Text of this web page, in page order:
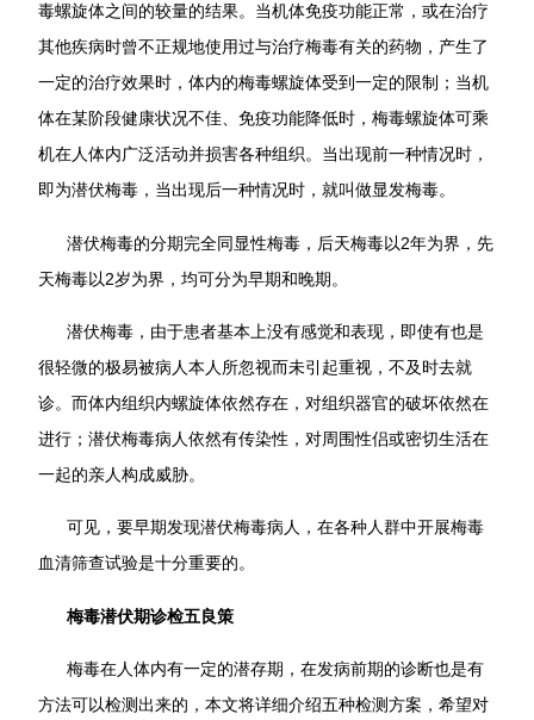
毒螺旋体之间的较量的结果。当机体免疫功能正常，或在治疗
其他疾病时曾不正规地使用过与治疗梅毒有关的药物，产生了
一定的治疗效果时，体内的梅毒螺旋体受到一定的限制；当机
体在某阶段健康状况不佳、免疫功能降低时，梅毒螺旋体可乘
机在人体内广泛活动并损害各种组织。当出现前一种情况时，
即为潜伏梅毒，当出现后一种情况时，就叫做显发梅毒。
潜伏梅毒的分期完全同显性梅毒，后天梅毒以2年为界，先
天梅毒以2岁为界，均可分为早期和晚期。
潜伏梅毒，由于患者基本上没有感觉和表现，即使有也是
很轻微的极易被病人本人所忽视而未引起重视，不及时去就
诊。而体内组织内螺旋体依然存在，对组织器官的破坏依然在
进行；潜伏梅毒病人依然有传染性，对周围性侣或密切生活在
一起的亲人构成威胁。
可见，要早期发现潜伏梅毒病人，在各种人群中开展梅毒
血清筛查试验是十分重要的。
梅毒潜伏期诊检五良策
梅毒在人体内有一定的潜存期，在发病前期的诊断也是有
方法可以检测出来的，本文将详细介绍五种检测方案，希望对